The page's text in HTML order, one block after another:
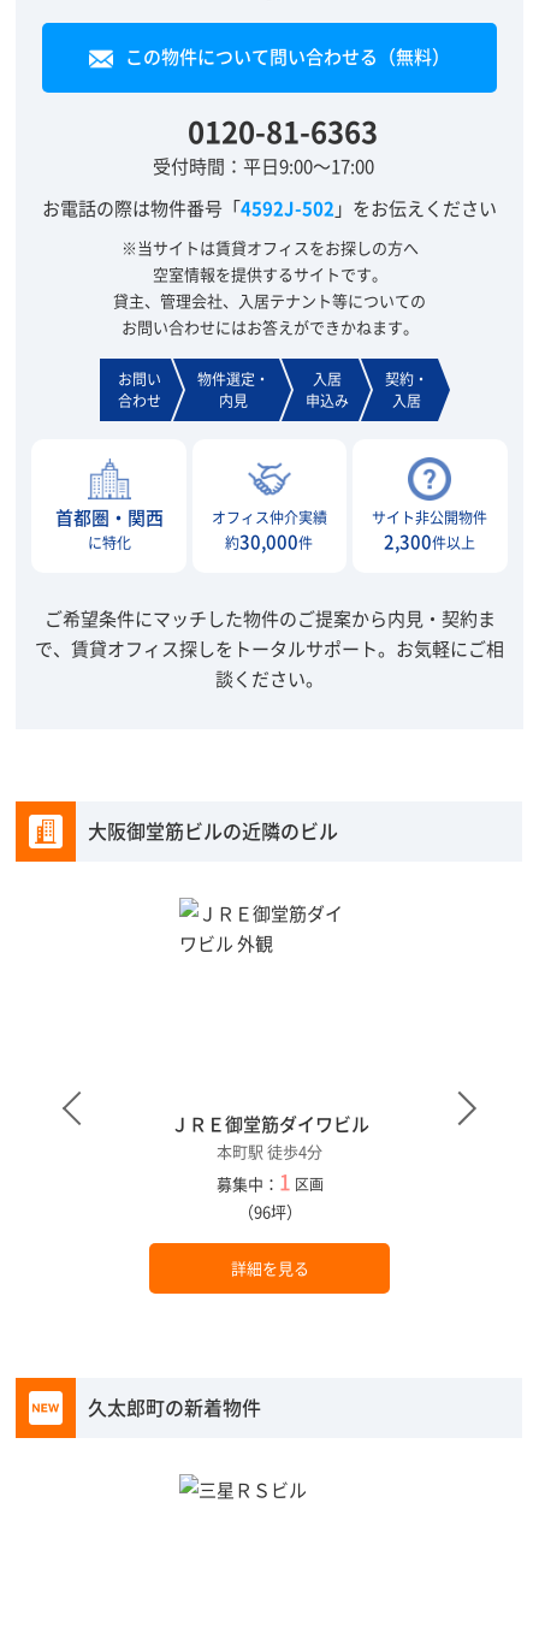
この物件について問い合わせる（無料）
0120-81-6363
受付時間：平日9:00～17:00
お電話の際は物件番号「4592J-502 」をお伝えください
※当サイトは賃貸オフィスをお探しの方へ
空室情報を提供するサイトです。
貸主、管理会社、入居テナント等についての
お問い合わせにはお答えができかねます。
お問い
合わせ
物件選定・
内見
入居
申込み
契約・
入居
首都圏・関西
に特化
オフィス仲介実績
約30,000件
サイト非公開物件
2,300件以上
ご希望条件にマッチした物件のご提案から内見・契約ま
で、賃貸オフィス探しをトータルサポート。 お気軽にご相
談ください。
大阪御堂筋ビルの近隣のビル
ＪＲＥ御堂筋ダイワビル
本町駅 徒歩4分
募集中： 1 区画
（96坪）
詳細を見る
久太郎町の新着物件